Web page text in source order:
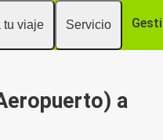
tu viaje Servicio
a